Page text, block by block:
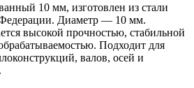
10 мм, изготовлен из стали
Диаметр — 10 мм.
высокой прочностью, стабильной
Подходит для
валов, осей и